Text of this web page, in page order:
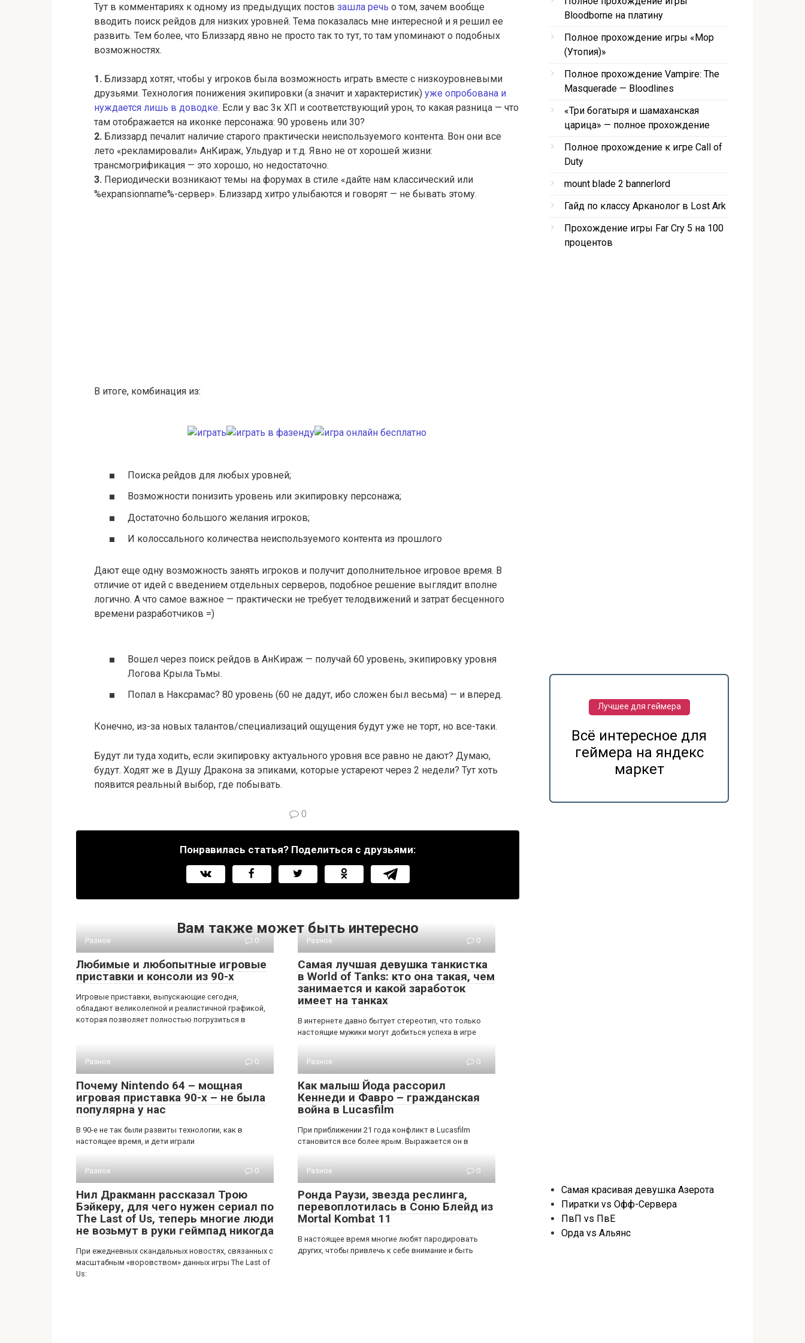
Тут в комментариях к одному из предыдущих постов зашла речь о том, зачем вообще
вводить поиск рейдов для низких уровней. Тема показалась мне интересной и я решил ее
развить. Тем более, что Близзард явно не просто так то тут, то там упоминают о подобных
возможностях.
1. Близзард хотят, чтобы у игроков была возможность играть вместе с низкоуровневыми
друзьями. Технология понижения экипировки (а значит и характеристик) уже опробована и
нуждается лишь в доводке. Если у вас 3к ХП и соответствующий урон, то какая разница — что
там отображается на иконке персонажа: 90 уровень или 30?
2. Близзард печалит наличие старого практически неиспользуемого контента. Вон они все
лето «рекламировали» АнКираж, Ульдуар и т.д. Явно не от хорошей жизни:
трансмогрификация — это хорошо, но недостаточно.
3. Периодически возникают темы на форумах в стиле «дайте нам классический или
%expansionname%-сервер». Близзард хитро улыбаются и говорят — не бывать этому.
В итоге, комбинация из:
Поиска рейдов для любых уровней;
Возможности понизить уровень или экипировку персонажа;
Достаточно большого желания игроков;
И колоссального количества неиспользуемого контента из прошлого
Дают еще одну возможность занять игроков и получит дополнительное игровое время. В
отличие от идей с введением отдельных серверов, подобное решение выглядит вполне
логично. А что самое важное — практически не требует телодвижений и затрат бесценного
времени разработчиков =)
Вошел через поиск рейдов в АнКираж — получай 60 уровень, экипировку уровня
Логова Крыла Тьмы.
Попал в Наксрамас? 80 уровень (60 не дадут, ибо сложен был весьма) — и вперед.
Конечно, из-за новых талантов/специализаций ощущения будут уже не торт, но все-таки.
Будут ли туда ходить, если экипировку актуального уровня все равно не дают? Думаю,
будут. Ходят же в Душу Дракона за эпиками, которые устареют через 2 недели? Тут хоть
появится реальный выбор, где побывать.
0
Понравилась статья? Поделиться с друзьями:
Вам также может быть интересно
Разное 0
Любимые и любопытные игровые
приставки и консоли из 90-х
Игровые приставки, выпускающие сегодня,
обладают великолепной и реалистичной графикой,
которая позволяет полностью погрузиться в
Разное 0
Самая лучшая девушка танкистка
в World of Tanks: кто она такая, чем
занимается и какой заработок
имеет на танках
В интернете давно бытует стереотип, что только
настоящие мужики могут добиться успеха в игре
Разное 0
Почему Nintendo 64 – мощная
игровая приставка 90-х – не была
популярна у нас
В 90-е не так были развиты технологии, как в
настоящее время, и дети играли
Разное 0
Как малыш Йода рассорил
Кеннеди и Фавро – гражданская
война в Lucasfilm
При приближении 21 года конфликт в Lucasfilm
становится все более ярым. Выражается он в
Разное 0
Нил Дракманн рассказал Трою
Бэйкеру, для чего нужен сериал по
The Last of Us, теперь многие люди
не возьмут в руки геймпад никогда
При ежедневных скандальных новостях, связанных с
масштабным «воровством» данных игры The Last of
Us:
Разное 0
Ронда Раузи, звезда реслинга,
перевоплотилась в Соню Блейд из
Mortal Kombat 11
В настоящее время многие любят пародировать
других, чтобы привлечь к себе внимание и быть
Bloodborne на платину
Полное прохождение игры «Мор
(Утопия)»
Полное прохождение Vampire: The
Masquerade — Bloodlines
«Три богатыря и шамаханская
царица» — полное прохождение
Полное прохождение к игре Call of
Duty
mount blade 2 bannerlord
Гайд по классу Арканолог в Lost Ark
Прохождение игры Far Cry 5 на 100
процентов
Лучшее для геймера
Всё интересное для
геймера на яндекс
маркет
Самая красивая девушка Азерота
Пиратки vs Офф-Сервера
ПвП vs ПвЕ
Орда vs Альянс